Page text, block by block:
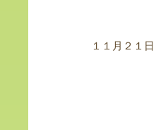
１１月２１
午後